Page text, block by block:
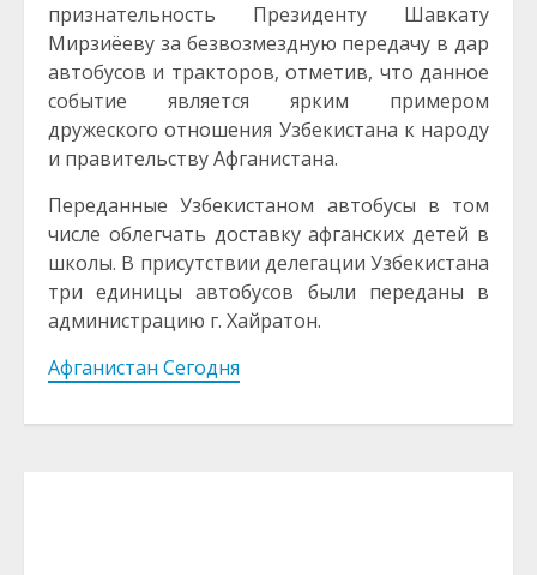
признательность Президенту Шавкату
Мирзиёеву за безвозмездную передачу в дар
автобусов и тракторов, отметив, что данное
событие является ярким примером
дружеского отношения Узбекистана к народу
и правительству Афганистана.
Переданные Узбекистаном автобусы в том
числе облегчать доставку афганских детей в
школы. В присутствии делегации Узбекистана
три единицы автобусов были переданы в
администрацию г. Хайратон.
Афганистан Сегодня